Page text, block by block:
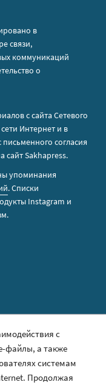
в
связи,
коммуникаций
о
с сайта Сетевого
Интернет и в
письменного согласия
сайт Sakhapress.
упоминания
. Списки
Instagram и
с
файлы, а также
системам
Продолжая